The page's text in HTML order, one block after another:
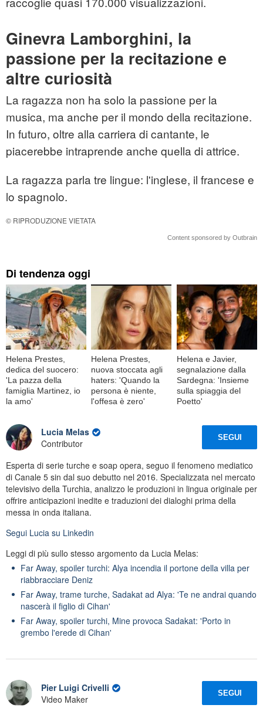
Ginevra Lamborghini, la
passione per la recitazione e
altre curiosità
La ragazza non ha solo la passione per la
musica, ma anche per il mondo della recitazione.
In futuro, oltre alla carriera di cantante, le
piacerebbe intraprende anche quella di attrice.
La ragazza parla tre lingue: l'inglese, il francese e
lo spagnolo.
© RIPRODUZIONE VIETATA
Content sponsored by Outbrain
Di tendenza oggi
Helena Prestes,
dedica del suocero:
'La pazza della
famiglia Martinez, io
la amo'
Helena Prestes,
nuova stoccata agli
haters: 'Quando la
persona è niente,
l'offesa è zero'
Helena e Javier,
segnalazione dalla
Sardegna: 'Insieme
sulla spiaggia del
Poetto'
Lucia Melas
Contributor
SEGUI
Esperta di serie turche e soap opera, seguo il fenomeno mediatico
di Canale 5 sin dal suo debutto nel 2016. Specializzata nel mercato
televisivo della Turchia, analizzo le produzioni in lingua originale per
offrire anticipazioni inedite e traduzioni dei dialoghi prima della
messa in onda italiana.
Segui Lucia su Linkedin
Leggi di più sullo stesso argomento da Lucia Melas:
Far Away, spoiler turchi: Alya incendia il portone della villa per
riabbracciare Deniz
Far Away, trame turche, Sadakat ad Alya: 'Te ne andrai quando
nascerà il figlio di Cihan'
Far Away, spoiler turchi, Mine provoca Sadakat: 'Porto in
grembo l'erede di Cihan'
Pier Luigi Crivelli
Video Maker
SEGUI